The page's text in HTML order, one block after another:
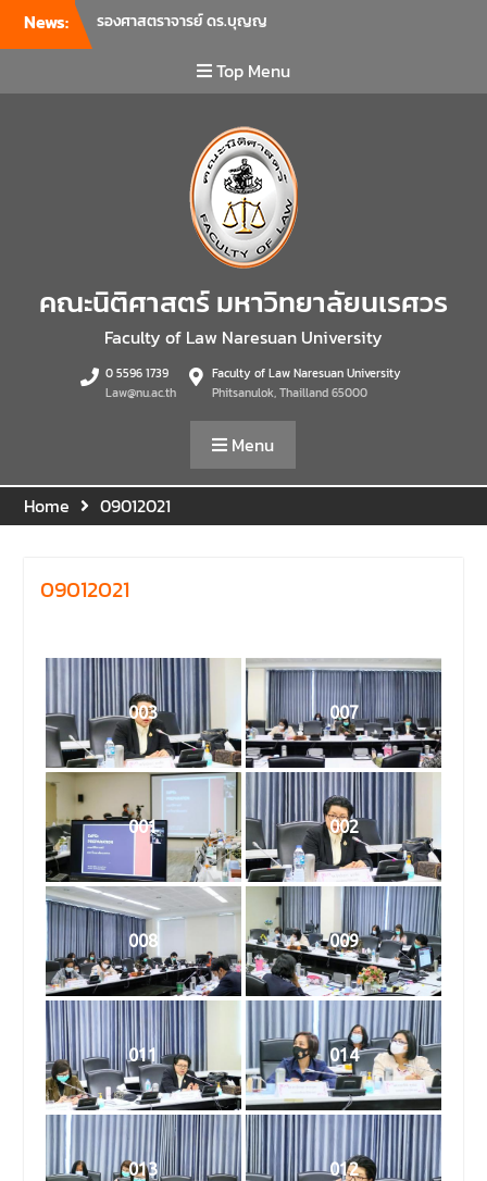
News:
บุคลากรคณะนิติศาสตร์ เพื่อ
ภาคเรียนต้น ปีการศึกษา 2569
พร้อมด้วยรองคณบดีทุกฝ่าย
การบริหารงานในแต่ละด้านของ
คณะ รวมทั้งการเตรียมความ
พร้อมการจัดการเรียนการสอน
รายวิชาวิจัยทางกฎหมาย และ
รายวิชาตรรกศาสตร์และการ
เขียนในทางนิติศาสตร์ ณ ห้อง
นิติศาสตร์ มหาวิทยาลัยนเรศวร
คณะนิติศาสตร์ มหาวิทยาลัย
นเรศวร จัดโครงการเตรียม
ความพร้อมเพื่อรับมือภัยพิบัติ
และปฐมพยาบาลเบื้องต้น
ประจำปี 2569 ณ ห้อง 2-311
อาคารปราบไตรจักร 2
มหาวิทยาลัยนเรศวร โดย
กิจกรรมดังกล่าวจัดขึ้นสำหรับ
บุคลากรที่ปฏิบัติงาน ณ กลุ่ม
ปลอดภัย ซึ่งครอบคลุมหน่วย
คณะนิติศาสตร์ มหาวิทยาลัย
นเรศวร จัดโครงการปฐมนิเทศ
และพบผู้ปกครอง ประจำปีการ
ศึกษา 2569 โดยได้รับเกียรติ
จาก รองศาสตราจารย์ ดร.บุญ
ญรัตน์ โชคบันดาลชัย คณบดี
คณะนิติศาสตร์ ให้เกียรติเป็น
ประธานในพิธีเปิด พร้อมกล่าว
ต้อนรับและให้โอวาทแก่นิสิตใหม่
มีวัตถุประสงค์เพื่อให้ผู้ปกครอง
และนิสิตได้ทราบถึงนโยบาย
ด้านการเรียนการสอนของคณะ
นิติศาสตร์
Top Menu
คณะนิติศาสตร์ มหาวิทยาลัยนเรศวร
Faculty of Law Naresuan University
0 5596 1739
Law@nu.ac.th
Faculty of Law Naresuan University
Phitsanulok, Thailland 65000
Menu
Home 09012021
09012021
003 007
001 002
008 009
011 014
013 012